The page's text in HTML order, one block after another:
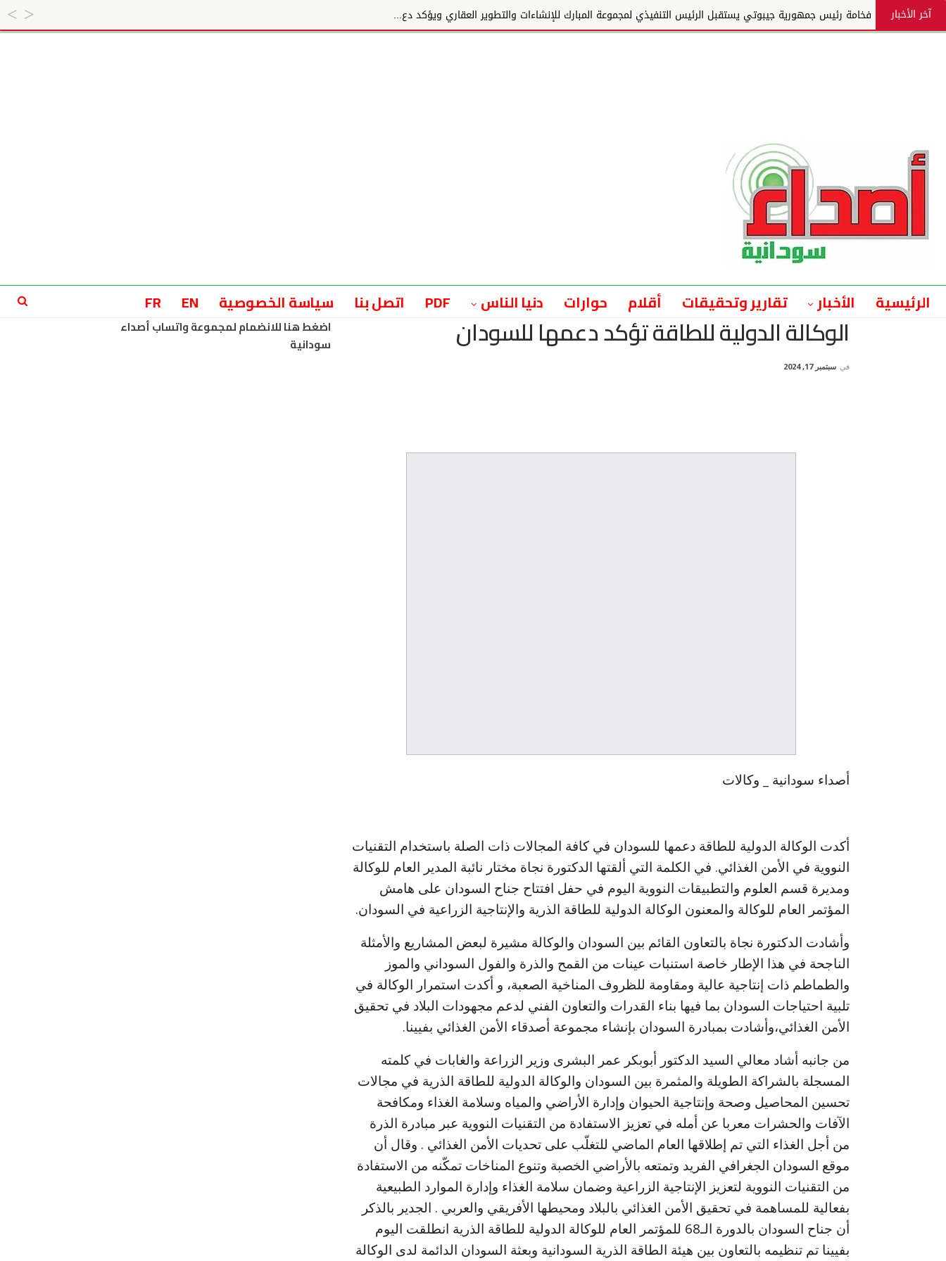
آخر الأخبار فخامة رئيس جمهورية جيبوتي يستقبل الرئيس التنفيذي لمجموعة المبارك للإنشاءات والتطوير العقاري ويؤكد دع...
الرئيسية الأخبار تقارير وتحقيقات أقلام حوارات دنيا الناس PDF اتصل بنا سياسة الخصوصية EN
FR
الوكالة الدولية للطاقة تؤكد دعمها للسودان
في سبتمبر 17, 2024
أصداء سودانية _ وكالات
أكدت الوكالة الدولية للطاقة دعمها للسودان في كافة المجالات ذات الصلة باستخدام التقنيات
النووية في الأمن الغذائي. في الكلمة التي ألقتها الدكتورة نجاة مختار نائبة المدير العام للوكالة
ومديرة قسم العلوم والتطبيقات النووية اليوم في حفل افتتاح جناح السودان على هامش
المؤتمر العام للوكالة والمعنون الوكالة الدولية للطاقة الذرية والإنتاجية الزراعية في السودان.
وأشادت الدكتورة نجاة بالتعاون القائم بين السودان والوكالة مشيرة لبعض المشاريع والأمثلة
الناجحة في هذا الإطار خاصة استنبات عينات من القمح والذرة والفول السوداني والموز
والطماطم ذات إنتاجية عالية ومقاومة للظروف المناخية الصعبة، و أكدت استمرار الوكالة في
تلبية احتياجات السودان بما فيها بناء القدرات والتعاون الفني لدعم مجهودات البلاد في تحقيق
الأمن الغذائي،وأشادت بمبادرة السودان بإنشاء مجموعة أصدقاء الأمن الغذائي بفيينا.
من جانبه أشاد معالي السيد الدكتور أبوبكر عمر البشرى وزير الزراعة والغابات في كلمته
المسجلة بالشراكة الطويلة والمثمرة بين السودان والوكالة الدولية للطاقة الذرية في مجالات
تحسين المحاصيل وصحة وإنتاجية الحيوان وإدارة الأراضي والمياه وسلامة الغذاء ومكافحة
الآفات والحشرات معربا عن أمله في تعزيز الاستفادة من التقنيات النووية عبر مبادرة الذرة
من أجل الغذاء التي تم إطلاقها العام الماضي للتغلّب على تحديات الأمن الغذائي . وقال أن
موقع السودان الجغرافي الفريد وتمتعه بالأراضي الخصبة وتنوع المناخات تمكّنه من الاستفادة
من التقنيات النووية لتعزيز الإنتاجية الزراعية وضمان سلامة الغذاء وإدارة الموارد الطبيعية
بفعالية للمساهمة في تحقيق الأمن الغذائي بالبلاد ومحيطها الأفريقي والعربي . الجدير بالذكر
أن جناح السودان بالدورة الـ68 للمؤتمر العام للوكالة الدولية للطاقة الذرية انطلقت اليوم
بفيينا تم تنظيمه بالتعاون بين هيئة الطاقة الذرية السودانية وبعثة السودان الدائمة لدى الوكالة
اضغط هنا للانضمام لمجموعة واتساب أصداء
سودانية